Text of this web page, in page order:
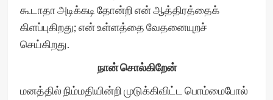
கூடாதா அடிக்கடி தோன்றி என் ஆத்திரத்தைக்
கிளப்புகிறது; என் உள்ளத்தை வேதனையுறச்
செய்கிறது.
நான் சொல்கிறேன்
மனத்தில் நிம்மதியின்றி முடுக்கிவிட்ட பொம்மைபோல்